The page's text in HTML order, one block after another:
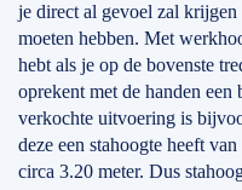
je direct al gevoel zal krijgen
moeten hebben. Met
hebt als je op de bovenste
oprekent met de handen
verkochte uitvoering is
deze een stahoogte heeft
circa 3.20 meter. Dus